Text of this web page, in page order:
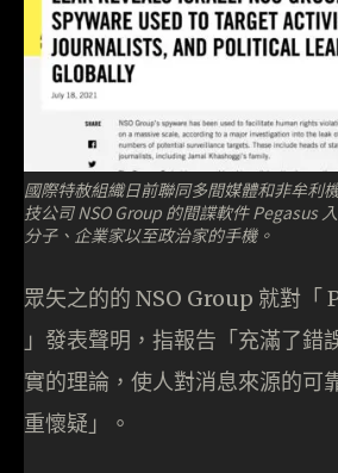
國際特赦組織日前聯同多間媒體和非牟利
技公司 NSO Group 的間諜軟件 Pegasus
分子、企業家以至政治家的手機。
眾矢之的的 NSO Group 就對「
」發表聲明，指報告「充滿了錯
實的理論，使人對消息來源的可
重懷疑」。